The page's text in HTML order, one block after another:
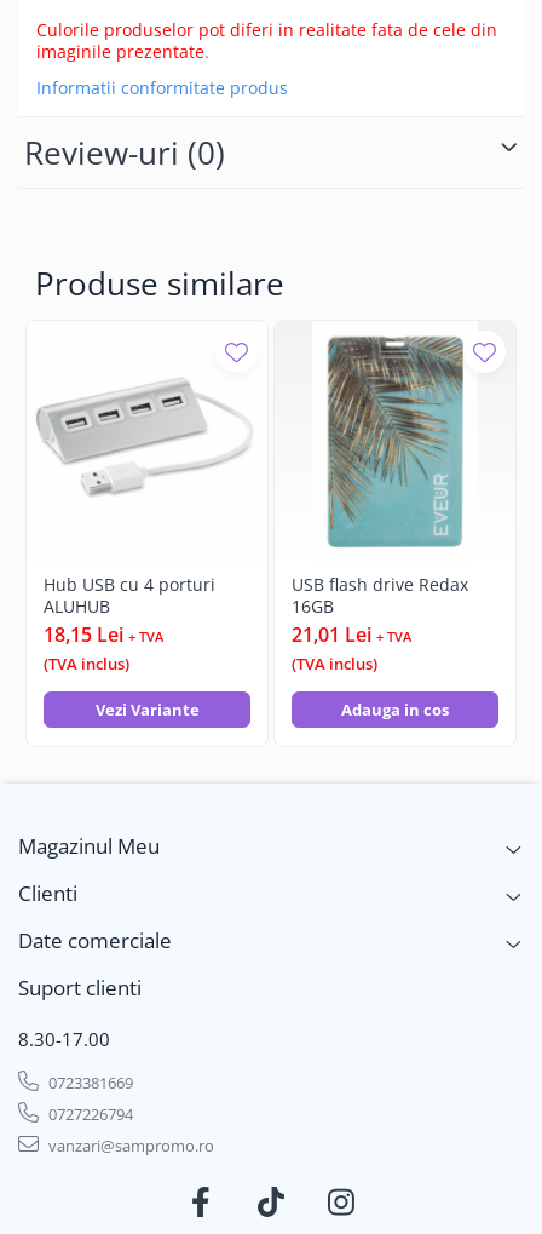
Culorile produselor pot diferi in realitate fata de cele din
imaginile prezentate.
Informatii conformitate produs
Review-uri (0)
Produse similare
Hub USB cu 4 porturi
ALUHUB
18,15 Lei + TVA
(TVA inclus)
Vezi Variante
USB flash drive Redax
16GB
21,01 Lei + TVA
(TVA inclus)
Adauga in cos
Magazinul Meu
Clienti
Date comerciale
Suport clienti
8.30-17.00
0723381669
0727226794
vanzari@sampromo.ro